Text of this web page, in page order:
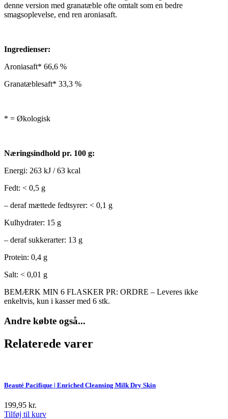
denne version med granatæble ofte omtalt som en bedre
smagsoplevelse, end ren aroniasaft.
Ingredienser:
Aroniasaft* 66,6 %
Granatæblesaft* 33,3 %
* = Økologisk
Næringsindhold pr. 100 g:
Energi: 263 kJ / 63 kcal
Fedt: < 0,5 g
– deraf mættede fedtsyrer: < 0,1 g
Kulhydrater: 15 g
– deraf sukkerarter: 13 g
Protein: 0,4 g
Salt: < 0,01 g
BEMÆRK MIN 6 FLASKER PR: ORDRE – Leveres ikke
enkeltvis, kun i kasser med 6 stk.
Andre købte også...
Relaterede varer
Beauté Pacifique | Enriched Cleansing Milk Dry Skin
199,95 kr.
Tilføj til kurv